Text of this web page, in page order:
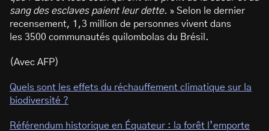
sang des esclaves paient leur dette. » Selon le dernier
recensement, 1,3 million de personnes vivent dans
les 3500 communautés quilombolas du Brésil.
(Avec AFP)
Quels sont les effets du réchauffement climatique sur la
biodiversité ?
Référendum historique en Équateur : la forêt l’emporte